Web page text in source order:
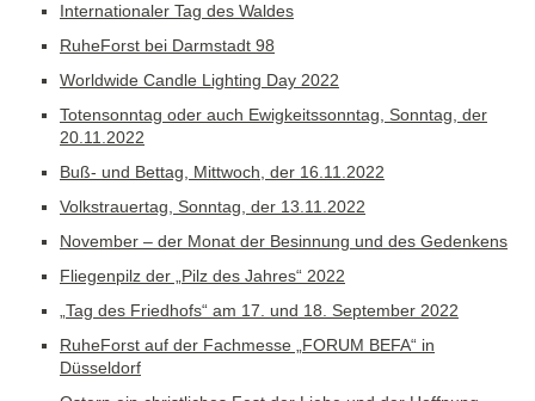
Internationaler Tag des Waldes
RuheForst bei Darmstadt 98
Worldwide Candle Lighting Day 2022
Totensonntag oder auch Ewigkeitssonntag, Sonntag, der
20.11.2022
Buß- und Bettag, Mittwoch, der 16.11.2022
Volkstrauertag, Sonntag, der 13.11.2022
November – der Monat der Besinnung und des Gedenkens
Fliegenpilz der „Pilz des Jahres“ 2022
„Tag des Friedhofs“ am 17. und 18. September 2022
RuheForst auf der Fachmesse „FORUM BEFA“ in
Düsseldorf